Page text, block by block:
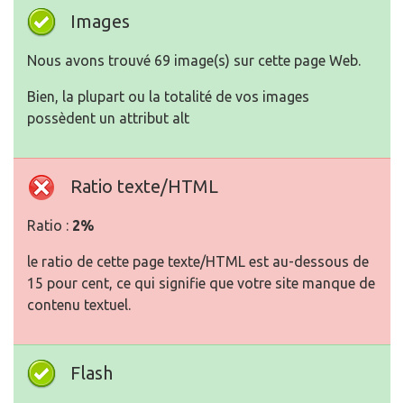
Images
Nous avons trouvé 69 image(s) sur cette page Web.
Bien, la plupart ou la totalité de vos images
possèdent un attribut alt
Ratio texte/HTML
Ratio : 2%
le ratio de cette page texte/HTML est au-dessous de
15 pour cent, ce qui signifie que votre site manque de
contenu textuel.
Flash